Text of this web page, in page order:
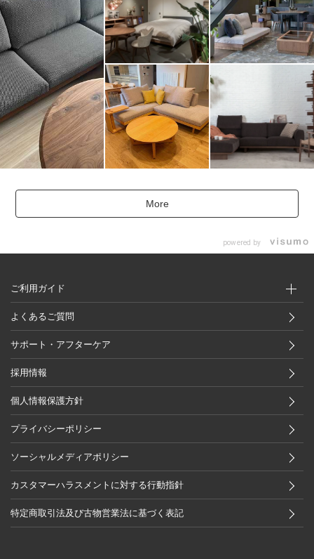
More
powered by
ご利用ガイド
よくあるご質問
サポート・アフターケア
採用情報
個人情報保護方針
プライバシーポリシー
ソーシャルメディアポリシー
カスタマーハラスメントに対する行動指針
特定商取引法及び古物営業法に基づく表記